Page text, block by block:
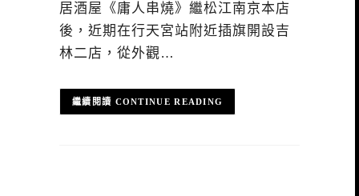
居酒屋《庸人串燒》繼松江南京本店
後，近期在行天宮站附近插旗開設吉
林二店，從外觀…
CONTINUE READING